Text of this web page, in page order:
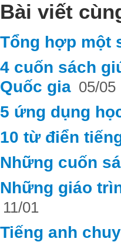
Bài viết
Tổng hợp một
4 cuốn sách
Quốc gia 05/05
5 ứng dụng
10 từ điển
Những cuốn
Những giáo
11/01
Tiếng anh